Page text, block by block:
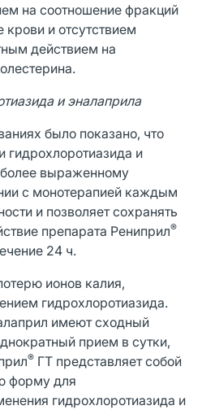
на соотношение фракций
крови и отсутствием
действием на
и эналаприла
было показано, что
гидрохлоротиазида и
выраженному
с монотерапией каждым
и позволяет сохранять
препарата Рениприл®
24 ч.
ионов калия,
гидрохлоротиазида.
имеют сходный
прием в сутки,
® ГТ представляет собой
форму для
гидрохлоротиазида и